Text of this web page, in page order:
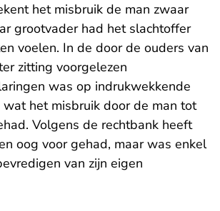
het misbruik de man zwaar
grootvader had het slachtoffer
voelen. In de door de ouders van
zitting voorgelezen
was op indrukwekkende
het misbruik door de man tot
Volgens de rechtbank heeft
oog voor gehad, maar was enkel
van zijn eigen